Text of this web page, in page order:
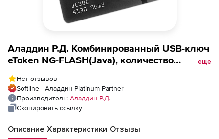
Аладдин Р.Д. Комбинированный USB-ключ
eToken NG-FLASH(Java), количество
еще
Нет отзывов
Softline - Аладдин Platinum Partner
Производитель: Аладдин Р.Д.
Скопировать ссылку
Описание Характеристики Отзывы